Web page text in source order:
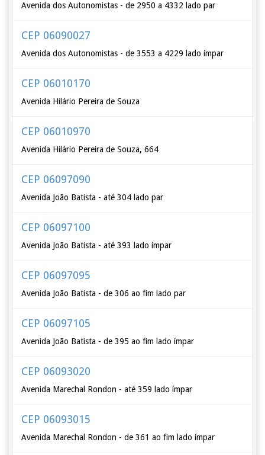
Avenida dos Autonomistas - de 2950 a 4332 lado par
CEP 06090027
Avenida dos Autonomistas - de 3553 a 4229 lado ímpar
CEP 06010170
Avenida Hilário Pereira de Souza
CEP 06010970
Avenida Hilário Pereira de Souza, 664
CEP 06097090
Avenida João Batista - até 304 lado par
CEP 06097100
Avenida João Batista - até 393 lado ímpar
CEP 06097095
Avenida João Batista - de 306 ao fim lado par
CEP 06097105
Avenida João Batista - de 395 ao fim lado ímpar
CEP 06093020
Avenida Marechal Rondon - até 359 lado ímpar
CEP 06093015
Avenida Marechal Rondon - de 361 ao fim lado ímpar